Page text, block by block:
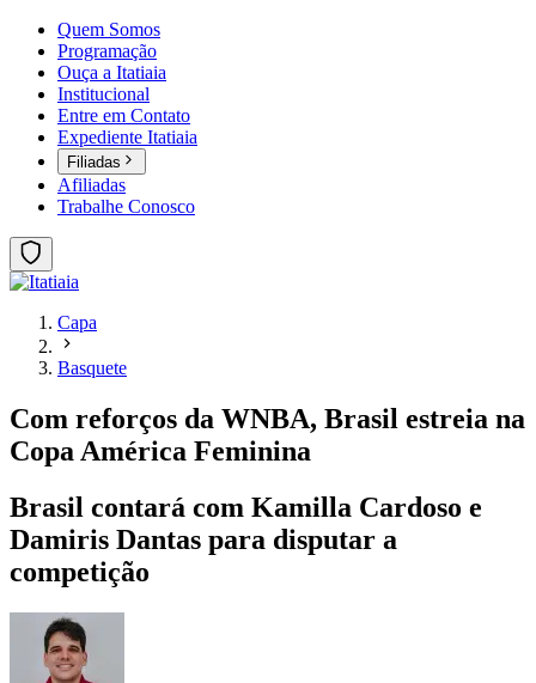
Quem Somos
Programação
Ouça a Itatiaia
Institucional
Entre em Contato
Expediente Itatiaia
Filiadas
Afiliadas
Trabalhe Conosco
Capa
Basquete
Com reforços da WNBA, Brasil estreia na
Copa América Feminina
Brasil contará com Kamilla Cardoso e
Damiris Dantas para disputar a
competição